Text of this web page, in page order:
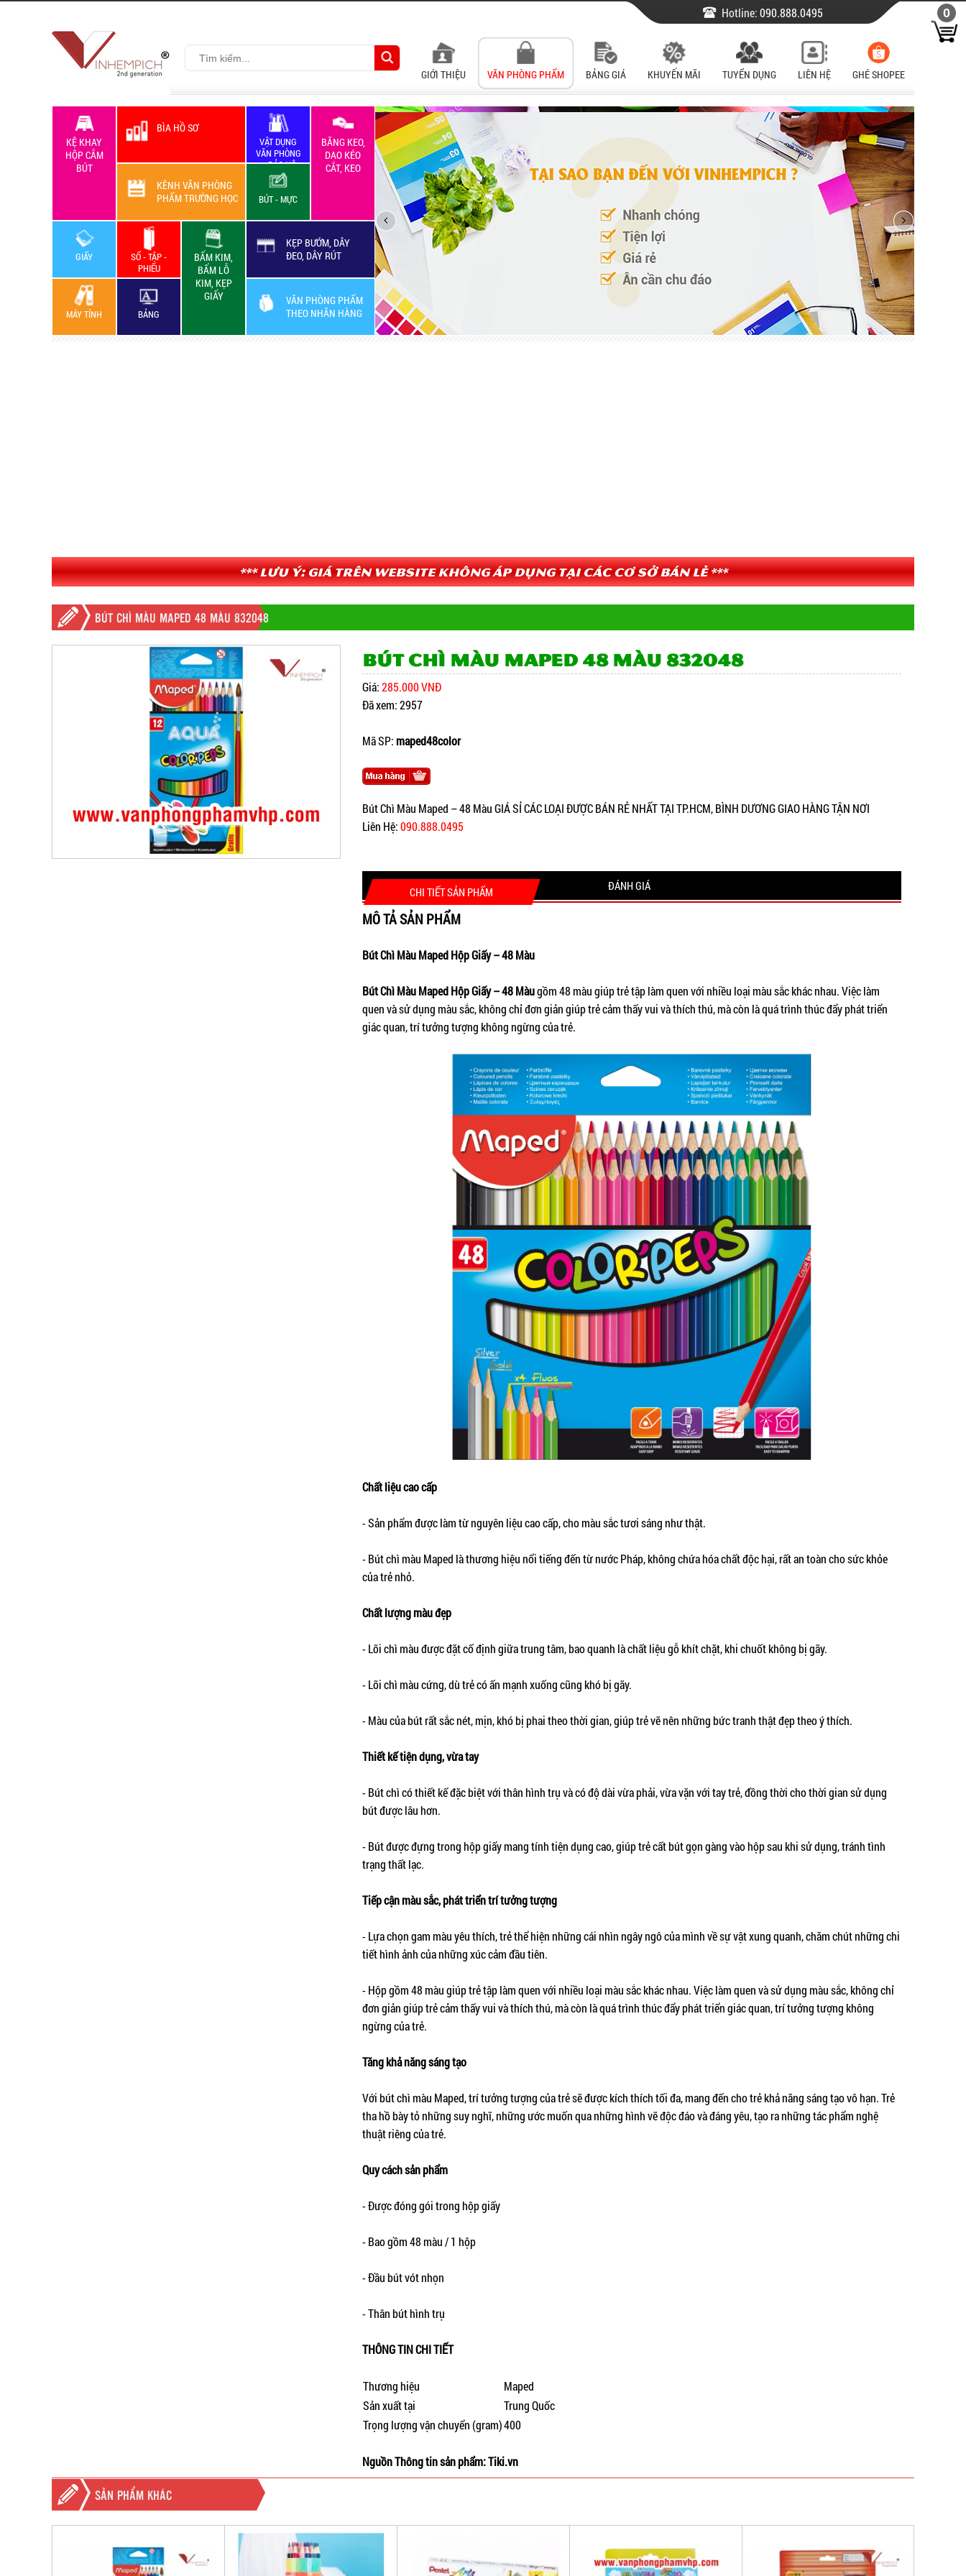
GIỚI THIỆU VĂN PHÒNG PHẨM BẢNG GIÁ KHUYẾN MÃI TUYỂN DỤNG LIÊN HỆ GHÉ SHOPEE
Hotline:090.888.0495
KỆ KHAY
HỘP CẮM
BÚT
BÌA HỒ SƠ
VẬT DỤNG
VĂN PHÒNG
+ BẢO HỘ
LAO ĐỘNG
BĂNG KEO,
DAO KÉO
CẮT, KEO
KÊNH VĂN PHÒNG
PHẨM TRƯỜNG HỌC
BÚT - MỰC
GIẤY
SỔ - TẬP -
PHIẾU
BẤM KIM,
BẤM LỖ
KIM, KẸP
GIẤY
KẸP BƯỚM, DÂY
ĐEO, DÂY RÚT
VĂN PHÒNG PHẨM
THEO NHÃN HÀNG
MÁY TÍNH BẢNG
*** Lưu ý: Giá trên website không áp dụng tại các cơ sở bán lẻ ***
BÚT CHÌ MÀU MAPED 48 MÀU 832048
Bút Chì Màu Maped 48 Màu 832048
Giá:285.000 VNĐ
Đã xem: 2957
Mã SP:maped48color
Bút Chì Màu Maped – 48 Màu GIÁ SỈ CÁC LOẠI ĐƯỢC BÁN RẺ NHẤT TẠI TP.HCM, BÌNH DƯƠNG GIAO HÀNG TẬN NƠI
Liên Hệ:090.888.0495
CHI TIẾT SẢN PHẨM ĐÁNH GIÁ
MÔ TẢ SẢN PHẨM
Bút Chì Màu Maped Hộp Giấy – 48 Màu
Bút Chì Màu Maped Hộp Giấy – 48 Màugồm 48 màu giúp trẻ tập làm quen với nhiều loại màu sắc khác nhau. Việc làm
quen và sử dụng màu sắc, không chỉ đơn giản giúp trẻ cảm thấy vui và thích thú, mà còn là quá trình thúc đẩy phát triển
giác quan, trí tưởng tượng không ngừng của trẻ.
Chất liệu cao cấp
- Sản phẩm được làm từ nguyên liệu cao cấp, cho màu sắc tươi sáng như thật.
- Bút chì màu Maped là thương hiệu nổi tiếng đến từ nước Pháp, không chứa hóa chất độc hại, rất an toàn cho sức khỏe
của trẻ nhỏ.
Chất lượng màu đẹp
- Lõi chì màu được đặt cố định giữa trung tâm, bao quanh là chất liệu gỗ khít chặt, khi chuốt không bị gãy.
- Lõi chì màu cứng, dù trẻ có ấn mạnh xuống cũng khó bị gãy.
- Màu của bút rất sắc nét, mịn, khó bị phai theo thời gian, giúp trẻ vẽ nên những bức tranh thật đẹp theo ý thích.
Thiết kế tiện dụng, vừa tay
- Bút chì có thiết kế đặc biệt với thân hình trụ và có độ dài vừa phải, vừa vặn với tay trẻ, đồng thời cho thời gian sử dụng
bút được lâu hơn.
- Bút được đựng trong hộp giấy mang tính tiện dụng cao, giúp trẻ cất bút gọn gàng vào hộp sau khi sử dụng, tránh tình
trạng thất lạc.
Tiếp cận màu sắc, phát triển trí tưởng tượng
- Lựa chọn gam màu yêu thích, trẻ thể hiện những cái nhìn ngây ngô của mình về sự vật xung quanh, chăm chút những chi
tiết hình ảnh của những xúc cảm đầu tiên.
- Hộp gồm 48 màu giúp trẻ tập làm quen với nhiều loại màu sắc khác nhau. Việc làm quen và sử dụng màu sắc, không chỉ
đơn giản giúp trẻ cảm thấy vui và thích thú, mà còn là quá trình thúc đẩy phát triển giác quan, trí tưởng tượng không
ngừng của trẻ.
Tăng khả năng sáng tạo
Với bút chì màu Maped, trí tưởng tượng của trẻ sẽ được kích thích tối đa, mang đến cho trẻ khả năng sáng tạo vô hạn. Trẻ
tha hồ bày tỏ những suy nghĩ, những ước muốn qua những hình vẽ độc đáo và đáng yêu, tạo ra những tác phẩm nghệ
thuật riêng của trẻ.
Quy cách sản phẩm
- Được đóng gói trong hộp giấy
- Bao gồm 48 màu / 1 hộp
- Đầu bút vót nhọn
- Thân bút hình trụ
THÔNG TIN CHI TIẾT
Thương hiệu
Maped
Sản xuất tại
Trung Quốc
Trọng lượng vận chuyển (gram)400
Nguồn Thông tin sản phẩm: Tiki.vn
SẢN PHẨM KHÁC
0